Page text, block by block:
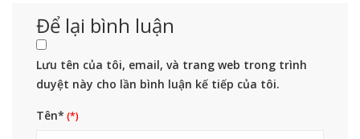
Để lại bình luận
Lưu tên của tôi, email, và trang web trong trình
duyệt này cho lần bình luận kế tiếp của tôi.
Tên*